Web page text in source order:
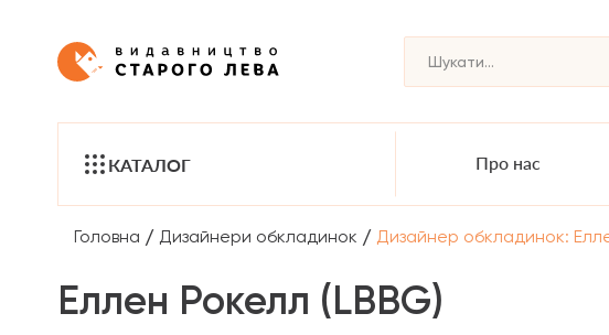
КАТАЛОГ Про нас
Головна / Дизайнери обкладинок / Дизайнер обкладинок:
Еллен Рокелл (LBBG)